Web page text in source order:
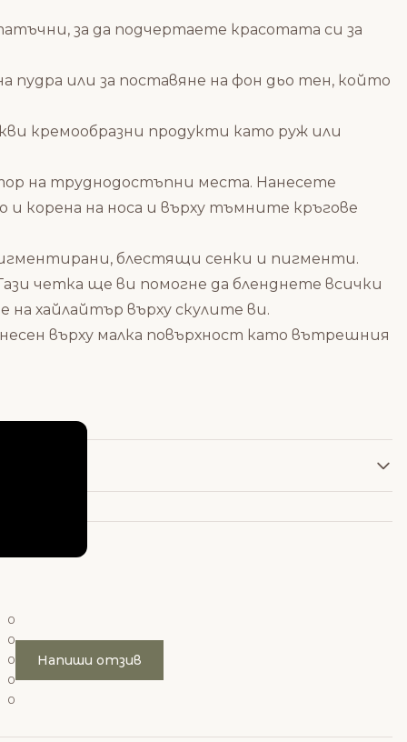
за да подчертаете красотата си за
пудра или за поставяне на фон дьо тен, който
кремообразни продукти като руж или
на труднодостъпни места. Нанесете
корена на носа и върху тъмните кръгове
блестящи сенки и пигменти.
четка ще ви помогне да бленднете всички
хайлайтър върху скулите ви.
върху малка повърхност като вътрешния
0
0
0
0
0
Напиши отзив